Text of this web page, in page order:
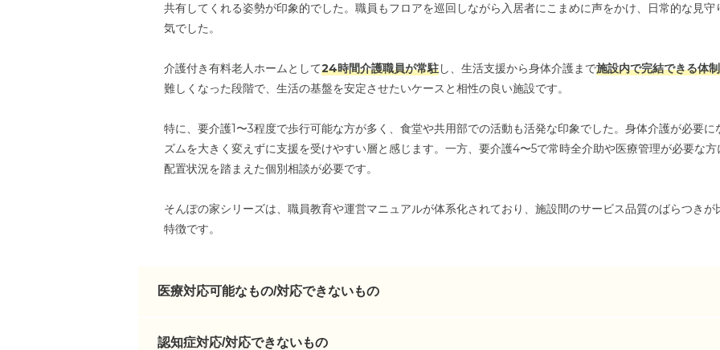
共有してくれる姿勢が印象的でした。職員もフロアを巡回しながら入居者にこまめに声をかけ、日常的な見
気でした。
介護付き有料老人ホームとして24時間介護職員が常駐し、生活支援から身体介護まで施設内で完結できる体制
難しくなった段階で、生活の基盤を安定させたいケースと相性の良い施設です。
特に、要介護1〜3程度で歩行可能な方が多く、食堂や共用部での活動も活発な印象でした。身体介護が必要に
ズムを大きく変えずに支援を受けやすい層と感じます。一方、要介護4〜5で常時全介助や医療管理が必要な
配置状況を踏まえた個別相談が必要です。
そんぽの家シリーズは、職員教育や運営マニュアルが体系化されており、施設間のサービス品質のばらつき
特徴です。
医療対応可能なもの/対応できないもの
認知症対応/対応できないもの